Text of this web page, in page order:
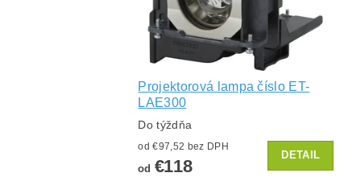
Projektorová lampa číslo ET-
LAE300
Do týždňa
od €97,52 bez DPH
od €118
DETAIL